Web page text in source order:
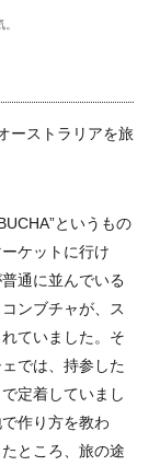
ーストラリアを旅
というもの
ケットに行け
通に並んでいる
ンブチャが、ス
ていました。そ
では、持参した
定着していまし
作り方を教わ
ところ、旅の途